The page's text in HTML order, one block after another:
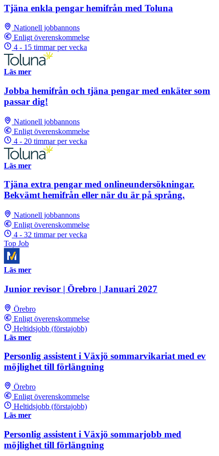
Tjäna enkla pengar hemifrån med Toluna
Nationell jobbannons
Enligt överenskommelse
4 - 15 timmar per vecka
Läs mer
Jobba hemifrån och tjäna pengar med enkäter som
passar dig!
Nationell jobbannons
Enligt överenskommelse
4 - 20 timmar per vecka
Läs mer
Tjäna extra pengar med onlineundersökningar.
Bekvämt hemifrån eller när du är på språng.
Nationell jobbannons
Enligt överenskommelse
4 - 32 timmar per vecka
Top Job
Läs mer
Junior revisor | Örebro | Januari 2027
Örebro
Enligt överenskommelse
Heltidsjobb (förstajobb)
Läs mer
Personlig assistent i Växjö sommarvikariat med ev
möjlighet till förlängning
Örebro
Enligt överenskommelse
Heltidsjobb (förstajobb)
Läs mer
Personlig assistent i Växjö sommarjobb med
möjlighet till förlängning